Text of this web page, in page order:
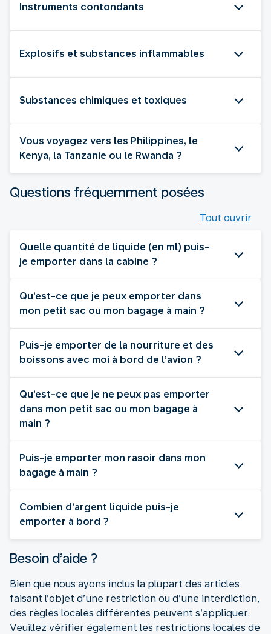
Instruments contondants
Explosifs et substances inflammables
Substances chimiques et toxiques
Vous voyagez vers les Philippines, le
Kenya, la Tanzanie ou le Rwanda ?
Questions fréquemment posées
Tout ouvrir
Quelle quantité de liquide (en ml) puis-
je emporter dans la cabine ?
Qu’est-ce que je peux emporter dans
mon petit sac ou mon bagage à main ?
Puis-je emporter de la nourriture et des
boissons avec moi à bord de l’avion ?
Qu’est-ce que je ne peux pas emporter
dans mon petit sac ou mon bagage à
main ?
Puis-je emporter mon rasoir dans mon
bagage à main ?
Combien d’argent liquide puis-je
emporter à bord ?
Besoin d’aide ?
Bien que nous ayons inclus la plupart des articles
faisant l’objet d’une restriction ou d’une interdiction,
des règles locales différentes peuvent s’appliquer.
Veuillez vérifier également les restrictions locales de